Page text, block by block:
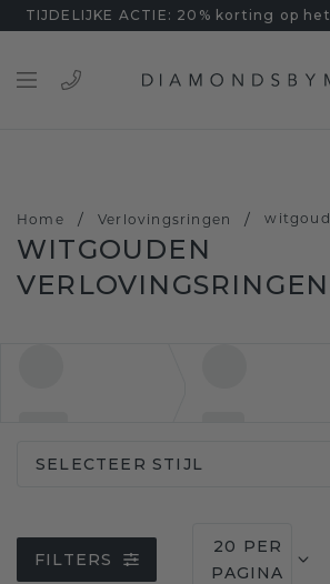
TIJDELIJKE ACTIE: 20% korting op
Home / Verlovingsringen / witgoud
WITGOUDEN
VERLOVINGSRINGEN
SELECTEER STIJL
FILTERS
20 PER
PAGINA